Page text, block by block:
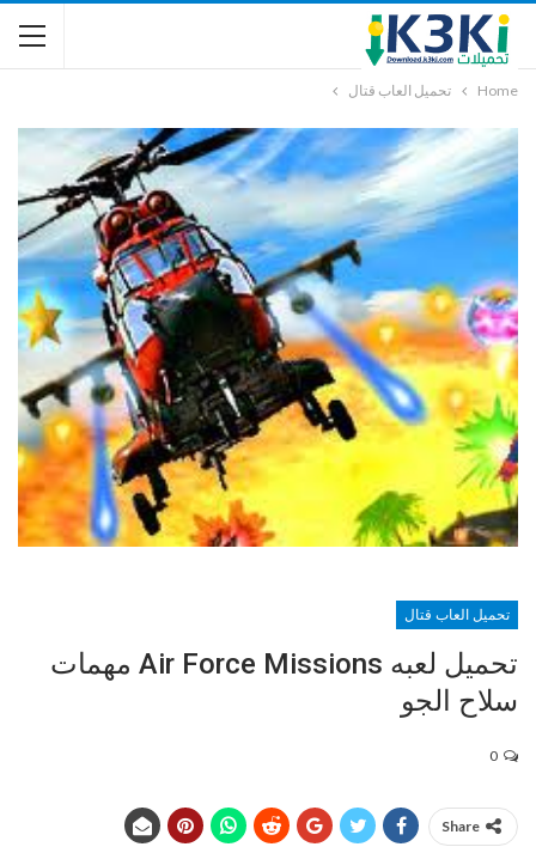
Home تحميل العاب قتال
تحميل العاب قتال
تحميل لعبه Air Force Missions مهمات
سلاح الجو
Share